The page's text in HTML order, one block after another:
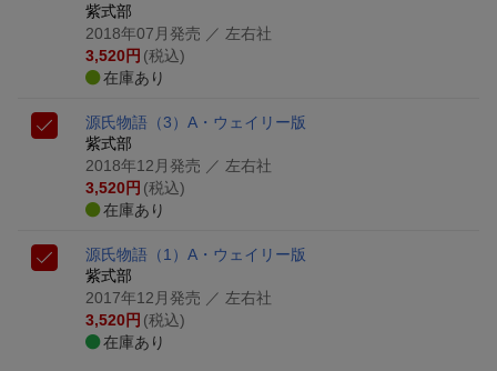
紫式部
2018年07月発売 ／ 左右社
3,520円 (税込)
在庫あり
源氏物語（3） A・ウェイリー版
紫式部
2018年12月発売 ／ 左右社
3,520円 (税込)
在庫あり
源氏物語（1） A・ウェイリー版
紫式部
2017年12月発売 ／ 左右社
3,520円 (税込)
在庫あり